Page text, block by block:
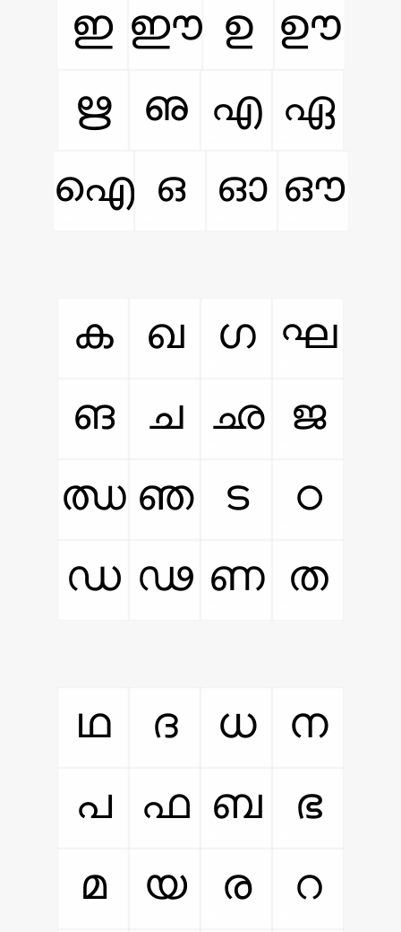
ഇ ഈ ഉ ഊ
ഋ
ഌ എ ഏ
ഐ ഒ ഓ ഔ
ക ഖ ഗ ഘ
ങ
ച ഛ
ജ
ഝ ഞ ട
ഠ
ഡ ഢ ണ ത
ഥ ദ ധ
ന
പ
ഫ ബ
ഭ
മ
യ ര റ